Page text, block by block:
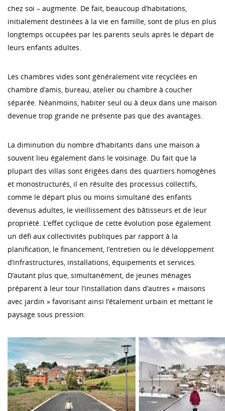
chez soi – augmente. De fait, beaucoup d’habitations,
initialement destinées à la vie en famille, sont de plus en plus
longtemps occupées par les parents seuls après le départ de
leurs enfants adultes.
Les chambres vides sont généralement vite recyclées en
chambre d’amis, bureau, atelier ou chambre à coucher
séparée. Néanmoins, habiter seul ou à deux dans une maison
devenue trop grande ne présente pas que des avantages.
La diminution du nombre d’habitants dans une maison a
souvent lieu également dans le voisinage. Du fait que la
plupart des villas sont érigées dans des quartiers homogènes
et monostructurés, il en résulte des processus collectifs,
comme le départ plus ou moins simultané des enfants
devenus adultes, le vieillissement des bâtisseurs et de leur
propriété. L’effet cyclique de cette évolution pose également
un défi aux collectivités publiques par rapport à la
planification, le financement, l’entretien ou le développement
d’infrastructures, installations, équipements et services.
D’autant plus que, simultanément, de jeunes ménages
préparent à leur tour l’installation dans d’autres « maisons
avec jardin » favorisant ainsi l’étalement urbain et mettant le
paysage sous pression.